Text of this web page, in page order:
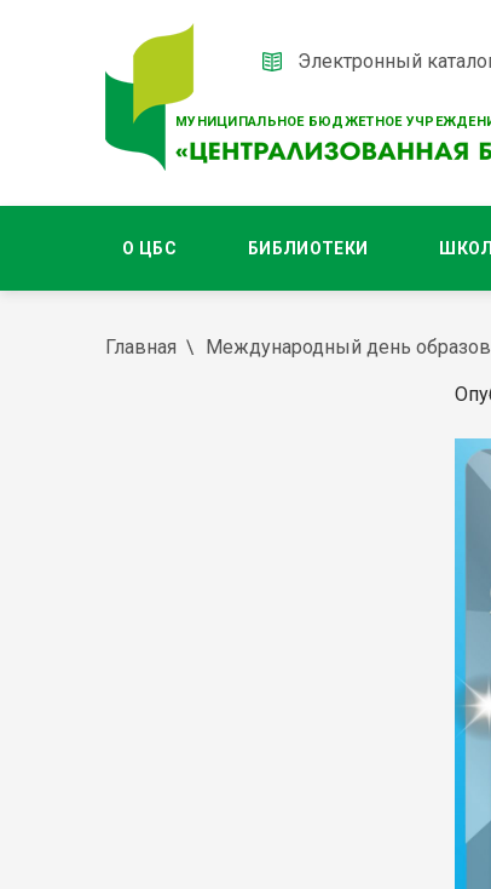
МУНИЦИПАЛЬНОЕ БЮДЖЕТНОЕ
Электронный
О ЦБС БИБЛИОТЕКИ
Главная Международный день